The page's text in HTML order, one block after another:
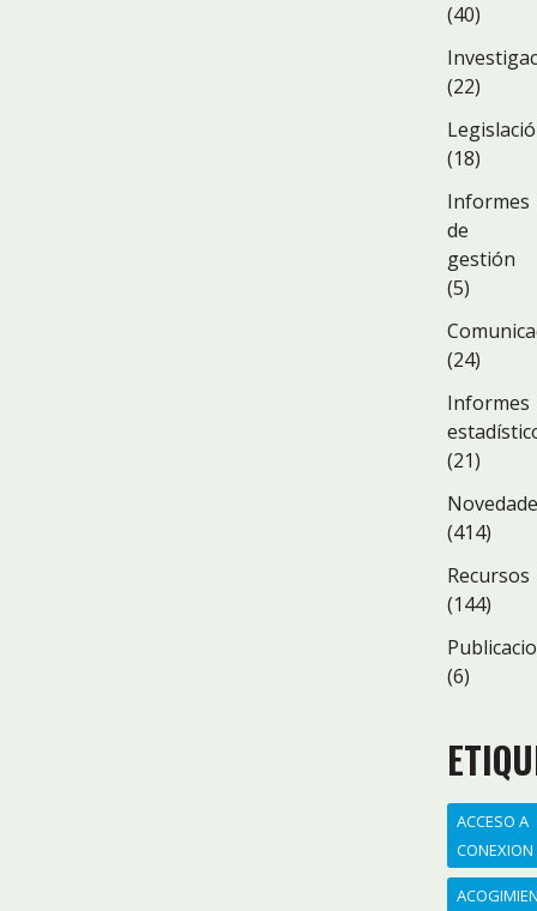
(40)
(22)
(18)
Informes
de
gestión
(5)
(24)
Informes
(21)
(414)
Recursos
(144)
(6)
ACCESO A
CONEXION